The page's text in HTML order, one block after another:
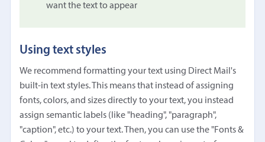
want the text to appear
Using text styles
We recommend formatting your text using Direct Mail's
built-in text styles. This means that instead of assigning
fonts, colors, and sizes directly to your text, you instead
assign semantic labels (like "heading", "paragraph",
"caption", etc.) to your text. Then, you can use the "Fonts &